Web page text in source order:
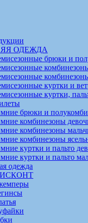
ОДЕЖДА
брюки и
куртки и
куртки,
брюки и
комбинезоны
комбинезоны
комбинезоны
куртки и пальто
куртки и пальто
одежда